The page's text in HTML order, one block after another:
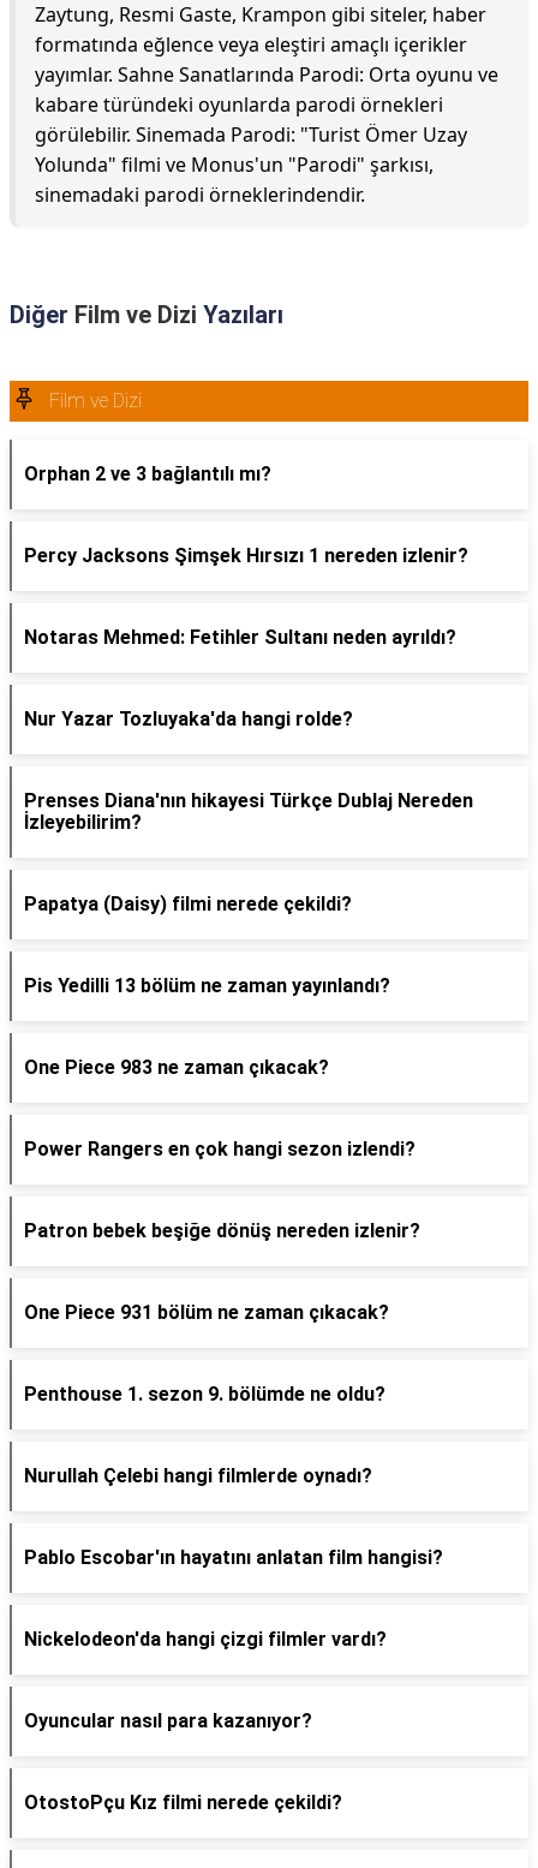
Zaytung, Resmi Gaste, Krampon gibi siteler, haber
formatında eğlence veya eleştiri amaçlı içerikler
yayımlar. Sahne Sanatlarında Parodi: Orta oyunu ve
kabare türündeki oyunlarda parodi örnekleri
görülebilir. Sinemada Parodi: "Turist Ömer Uzay
Yolunda" filmi ve Monus'un "Parodi" şarkısı,
sinemadaki parodi örneklerindendir.
Diğer Film ve Dizi Yazıları
Film ve Dizi
Orphan 2 ve 3 bağlantılı mı?
Percy Jacksons Şimşek Hırsızı 1 nereden izlenir?
Notaras Mehmed: Fetihler Sultanı neden ayrıldı?
Nur Yazar Tozluyaka'da hangi rolde?
Prenses Diana'nın hikayesi Türkçe Dublaj Nereden
İzleyebilirim?
Papatya (Daisy) filmi nerede çekildi?
Pis Yedilli 13 bölüm ne zaman yayınlandı?
One Piece 983 ne zaman çıkacak?
Power Rangers en çok hangi sezon izlendi?
Patron bebek beşiğe dönüş nereden izlenir?
One Piece 931 bölüm ne zaman çıkacak?
Penthouse 1. sezon 9. bölümde ne oldu?
Nurullah Çelebi hangi filmlerde oynadı?
Pablo Escobar'ın hayatını anlatan film hangisi?
Nickelodeon'da hangi çizgi filmler vardı?
Oyuncular nasıl para kazanıyor?
OtostoPçu Kız filmi nerede çekildi?